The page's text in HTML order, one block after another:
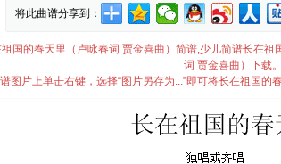
将此曲谱分享到：
国的春天里（卢咏春词 贾金喜曲）简谱,少儿简谱长在
词 贾金喜曲）下载。
图片上单击右键，选择“图片另存为...”即可将长在祖国